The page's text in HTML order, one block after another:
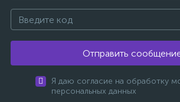
Отправить
Я даю согласие на обработку
персональных данных